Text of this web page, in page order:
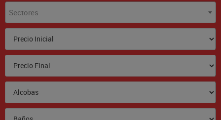
Sectores